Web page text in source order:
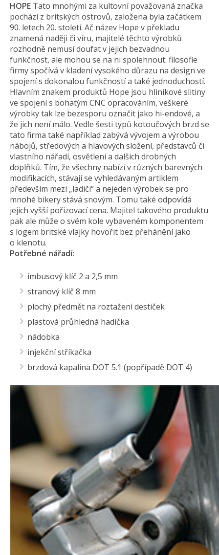
HOPE Tato mnohými za kultovní považovaná značka
pochází z britských ostrovů, založena byla začátkem
90. letech 20. století. Ač název Hope v překladu
znamená naději či víru, majitelé těchto výrobků
rozhodně nemusí doufat v jejich bezvadnou
funkčnost, ale mohou se na ni spolehnout: filosofie
firmy spočívá v kladení vysokého důrazu na design ve
spojení s dokonalou funkčností a také jednoduchostí.
Hlavním znakem produktů Hope jsou hliníkové slitiny
ve spojení s bohatým CNC opracováním, veškeré
výrobky tak lze bezesporu označit jako hi-endové, a
že jich není málo. Vedle šesti typů kotoučových brzd se
tato firma také například zabývá vývojem a výrobou
nábojů, středových a hlavových složení, představců či
vlastního nářadí, osvětlení a dalších drobných
doplňků. Tím, že všechny nabízí v různých barevných
modifikacích, stávají se vyhledávaným artiklem
především mezi „ladiči“ a nejeden výrobek se pro
mnohé bikery stává snovým. Tomu také odpovídá
jejich vyšší pořizovací cena. Majitel takového produktu
pak ale může o svém kole vybaveném komponentem
s logem britské vlajky hovořit bez přehánění jako
o klenotu.
Potřebné nářadí:
imbusový klíč 2 a 2,5 mm
stranový klíč 8 mm
plochý předmět na roztažení destiček
plastová průhledná hadička
nádobka
injekční stříkačka
brzdová kapalina DOT 5.1 (popřípadě DOT 4)